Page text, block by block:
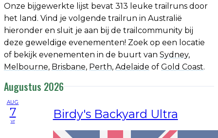
Onze bijgewerkte lijst bevat 313 leuke trailruns door
het land. Vind je volgende trailrun in Australië
hieronder en sluit je aan bij de trailcommunity bij
deze geweldige evenementen! Zoek op een locatie
of bekijk evenementen in de buurt van Sydney,
Melbourne, Brisbane, Perth, Adelaide of Gold Coast.
Augustus 2026
AUG
7
vr Birdy's Backyard Ultra